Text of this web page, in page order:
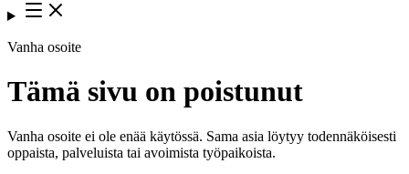
Vanha osoite
Tämä sivu on poistunut
Vanha osoite ei ole enää käytössä. Sama asia löytyy todennäköisesti
oppaista, palveluista tai avoimista työpaikoista.